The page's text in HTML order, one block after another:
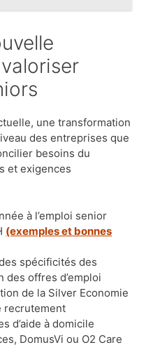
une transformation
des entreprises que
besoins du
et exigences
à l’emploi senior
(exemples et bonnes
spécificités des
des offres d’emploi
de la Silver Economie
recrutement
d’aide à domicile
DomusVi ou O2 Care